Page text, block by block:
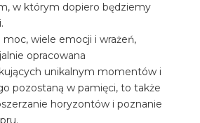
w którym dopiero będziemy
wiele emocji i wrażeń,
opracowana
unikalnym momentów i
pozostaną w pamięci, to także
horyzontów i poznanie